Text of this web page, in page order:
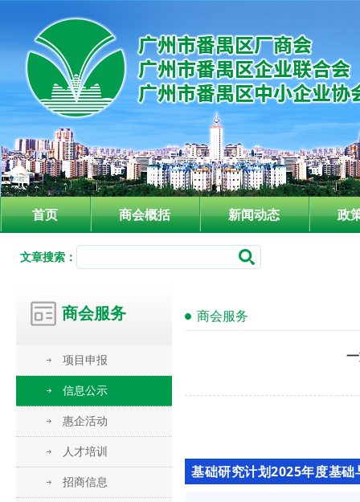
首页 商会概括 新闻动态 政
文章搜索：
商会服务
项目申报
信息公示
惠企活动
人才培训
招商信息
商会服务
基础研究计划2025年度基